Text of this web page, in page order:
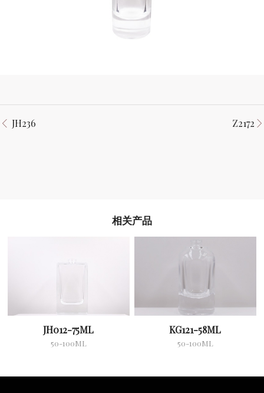
JH236 Z2172
相关产品
JH012-75ML
50-100ML
KG121-58ML
50-100ML